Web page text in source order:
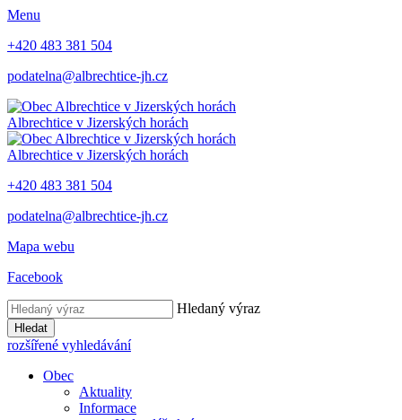
Menu
+420 483 381 504
podatelna@albrechtice-jh.cz
Albrechtice v Jizerských horách
Albrechtice v Jizerských horách
+420 483 381 504
podatelna@albrechtice-jh.cz
Mapa webu
Facebook
Hledaný výraz
Hledat
rozšířené vyhledávání
Obec
Aktuality
Informace